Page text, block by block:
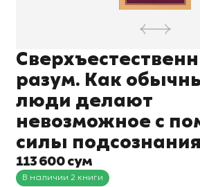
разум. Как
люди делают
невозможное с
силы подсознания
113 600 сум
В наличии 2 книги